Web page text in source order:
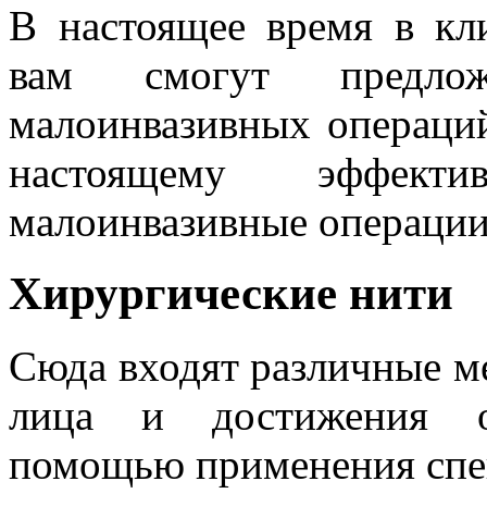
В настоящее время в
вам смогут
малоинвазивных
настоящему
малоинвазивные
Хирургические нити
Сюда входят различные
лица и достижения
помощью применения